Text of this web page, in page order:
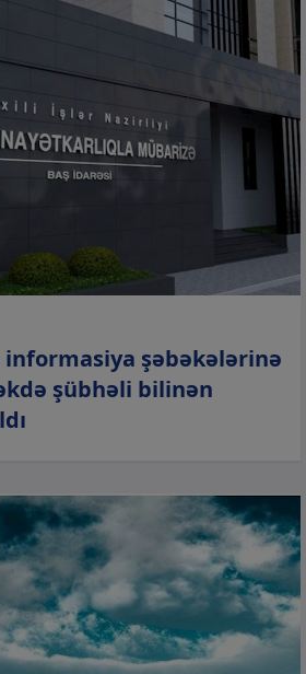
şəbəkələrinə
şübhəli bilinən